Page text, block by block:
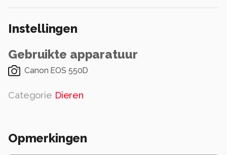
Instellingen
Gebruikte apparatuur
Canon EOS 550D
Categorie Dieren
Opmerkingen